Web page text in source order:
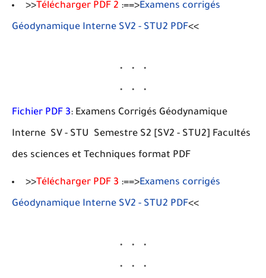
>>Télécharger PDF 2 :==>Examens corrigés
Géodynamique Interne SV2 - STU2 PDF<<
Fichier PDF 3: Examens Corrigés Géodynamique
Interne SV - STU Semestre S2 [SV2 - STU2] Facultés
des sciences et Techniques format PDF
>>Télécharger PDF 3 :==>Examens corrigés
Géodynamique Interne SV2 - STU2 PDF<<